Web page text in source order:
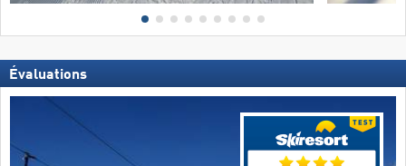
Évaluations